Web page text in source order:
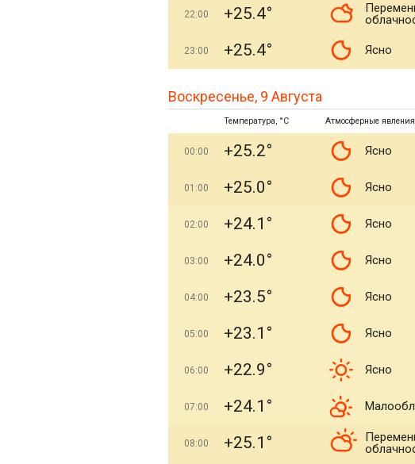
22:00 +25.4°
23:00 +25.4° Ясно
Воскресенье, 9 Августа
Температура, °C Атмосферные явления
00:00 +25.2° Ясно
01:00 +25.0° Ясно
02:00 +24.1° Ясно
03:00 +24.0° Ясно
04:00 +23.5° Ясно
05:00 +23.1° Ясно
06:00 +22.9° Ясно
07:00 +24.1°
08:00 +25.1°